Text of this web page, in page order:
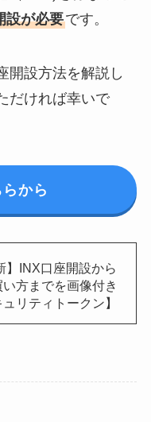
設が必要です。
開設方法を解説し
だければ幸いで
から
】INX口座開設から
い方までを画像付き
リティトークン】